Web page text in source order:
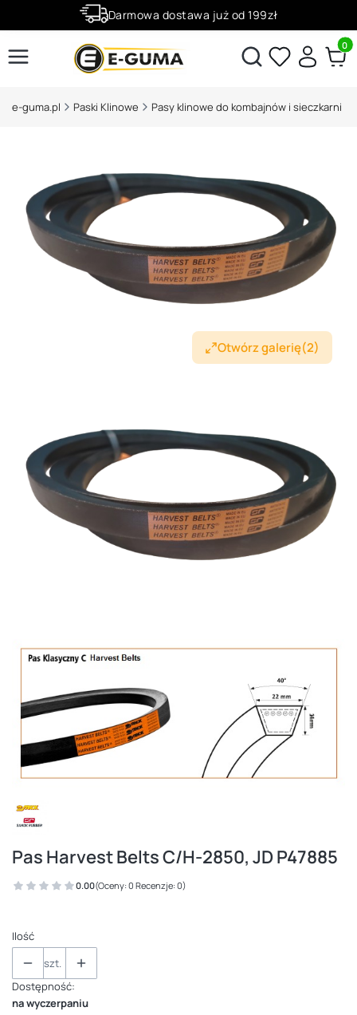
Darmowa dostawa już od 199zł
Rabaty -50% na wybrane produktyOtwórz wyszukiwarkę
e-guma.pl Paski Klinowe Pasy klinowe do kombajnów i sieczkarni
Otwórz galerię(2)
Pas Harvest Belts C/H-2850, JD P47885
0.00(Oceny: 0 Recenzje: 0)
Ilość
szt.
Dostępność:
na wyczerpaniu